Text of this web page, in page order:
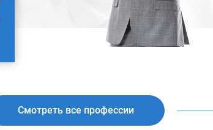
Смотреть все профессии